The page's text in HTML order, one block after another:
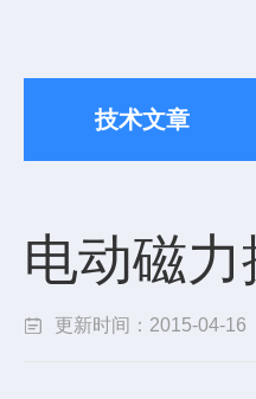
技术文章
电动磁
更新时间：2015-04-16